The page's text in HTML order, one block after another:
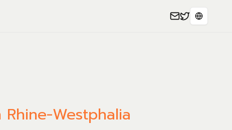
Select
Westphalia